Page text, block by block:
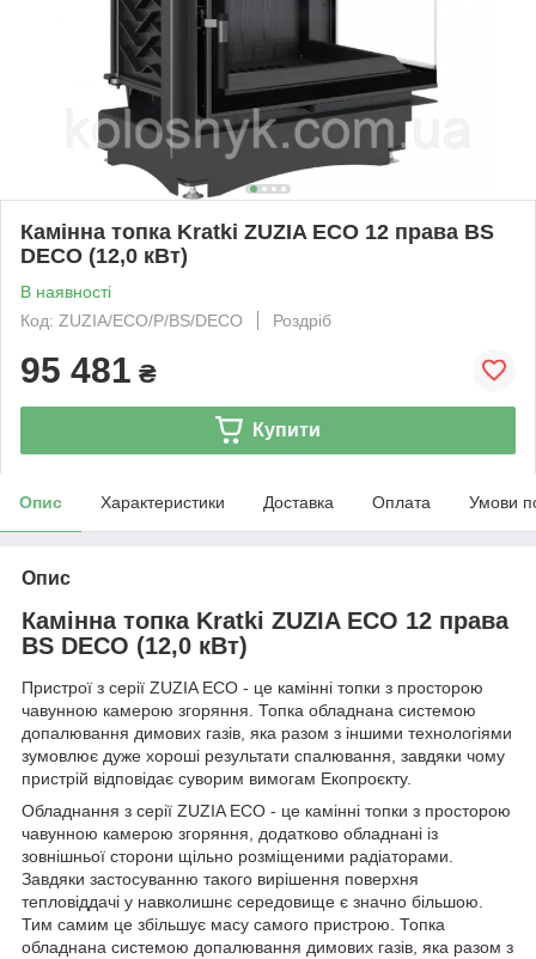
Камінна топка Kratki ZUZIA ECO 12 права BS
DECO (12,0 кВт)
В наявності
Код: ZUZIA/ECO/P/BS/DECO
Роздріб
95 481 ₴
Купити
Опис Характеристики Доставка Оплата Умови
Опис
Камінна топка Kratki ZUZIA ECO 12 права
BS DECO (12,0 кВт)
Пристрої з серії ZUZIA ECO - це камінні топки з просторою
чавунною камерою згоряння. Топка обладнана системою
допалювання димових газів, яка разом з іншими технологіями
зумовлює дуже хороші результати спалювання, завдяки чому
пристрій відповідає суворим вимогам Екопроєкту.
Обладнання з серії ZUZIA ECO - це камінні топки з просторою
чавунною камерою згоряння, додатково обладнані із
зовнішньої сторони щільно розміщеними радіаторами.
Завдяки застосуванню такого вирішення поверхня
тепловіддачі у навколишнє середовище є значно більшою.
Тим самим це збільшує масу самого пристрою. Топка
обладнана системою допалювання димових газів, яка разом з